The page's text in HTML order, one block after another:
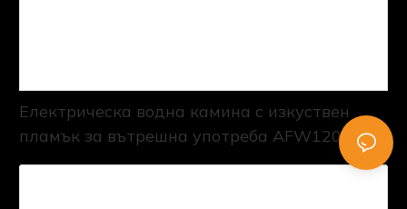
Електрическа водна камина с изкуствен
пламък за вътрешна употреба AFW120